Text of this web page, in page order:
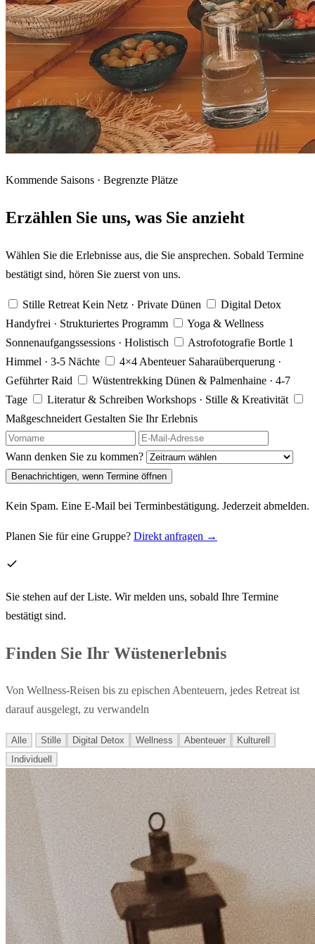
Kommende Saisons · Begrenzte Plätze
Erzählen Sie uns, was Sie anzieht
Wählen Sie die Erlebnisse aus, die Sie ansprechen. Sobald Termine
bestätigt sind, hören Sie zuerst von uns.
Stille Retreat Kein Netz · Private Dünen
Digital Detox
Handyfrei · Strukturiertes Programm
Yoga & Wellness
Sonnenaufgangssessions · Holistisch
Astrofotografie Bortle 1
Himmel · 3-5 Nächte
4×4 Abenteuer Saharaüberquerung ·
Geführter Raid
Wüstentrekking Dünen & Palmenhaine · 4-7
Tage
Literatur & Schreiben Workshops · Stille & Kreativität
Maßgeschneidert Gestalten Sie Ihr Erlebnis
Wann denken Sie zu kommen?
Benachrichtigen, wenn Termine öffnen
Kein Spam. Eine E-Mail bei Terminbestätigung. Jederzeit abmelden.
Planen Sie für eine Gruppe? Direkt anfragen →
Sie stehen auf der Liste. Wir melden uns, sobald Ihre Termine
bestätigt sind.
Finden Sie Ihr Wüstenerlebnis
Von Wellness-Reisen bis zu epischen Abenteuern, jedes Retreat ist
darauf ausgelegt, zu verwandeln
Alle Stille Digital Detox Wellness Abenteuer
Kulturell
Individuell